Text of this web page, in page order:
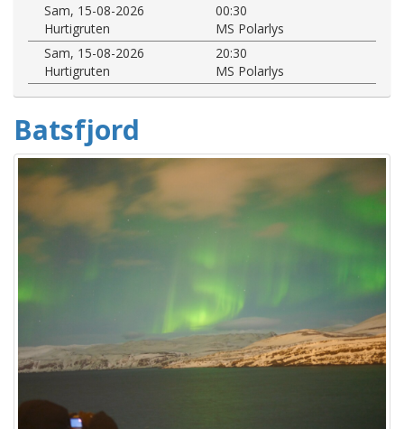
Sam, 15-08-2026
00:30
Hurtigruten
MS Polarlys
Sam, 15-08-2026
20:30
Hurtigruten
MS Polarlys
Batsfjord